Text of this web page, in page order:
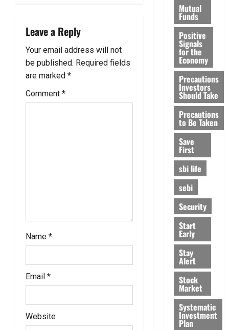
g
a
t
i
Leave a Reply
Your email address will not
be published. Required fields
are marked *
Comment *
Name *
Email *
Website
Mutual
Funds
Positive
Signals
for the
Economy
Precautions
Investors
Should Take
Precautions
to Be Taken
Save
First
sbi life
sebi
Security
Start
Early
Stay
Alert
Stock
Market
Systematic
Investment
Plan